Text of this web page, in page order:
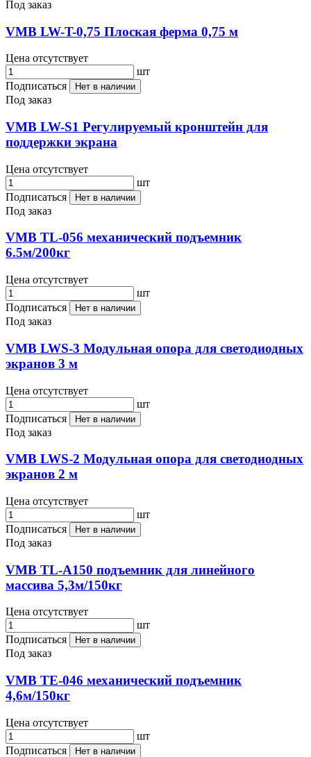
Под заказ
VMB LW-T-0,75 Плоская ферма 0,75 м
Цена отсутствует
шт
Подписаться
Нет в наличии
Под заказ
VMB LW-S1 Регулируемый кронштейн для
поддержки экрана
Цена отсутствует
шт
Подписаться
Нет в наличии
Под заказ
VMB TL-056 механический подъемник
6.5м/200кг
Цена отсутствует
шт
Подписаться
Нет в наличии
Под заказ
VMB LWS-3 Модульная опора для светодиодных
экранов 3 м
Цена отсутствует
шт
Подписаться
Нет в наличии
Под заказ
VMB LWS-2 Модульная опора для светодиодных
экранов 2 м
Цена отсутствует
шт
Подписаться
Нет в наличии
Под заказ
VMB TL-A150 подъемник для линейного
массива 5,3м/150кг
Цена отсутствует
шт
Подписаться
Нет в наличии
Под заказ
VMB TE-046 механический подъемник
4,6м/150кг
Цена отсутствует
шт
Подписаться
Нет в наличии